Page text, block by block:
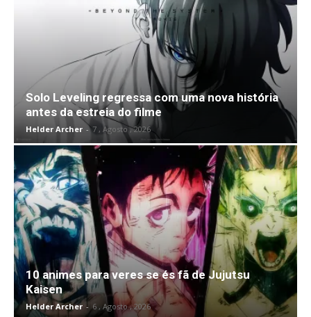
Solo Leveling regressa com uma nova história
antes da estreia do filme
Helder Archer - 7 , Agosto , 2026
10 animes para veres se és fã de Jujutsu
Kaisen
Helder Archer - 6 , Agosto , 2026